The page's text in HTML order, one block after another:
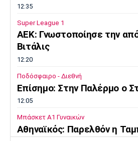
12:35
Super League 1
ΑΕΚ: Γνωστοποίησε την
Βιτάλις
12:20
Ποδόσφαιρο - Διεθνή
Επίσημο: Στην Παλέρμο ο
12:05
Μπάσκετ Α1 Γυναικών
Αθηναϊκός: Παρελθόν η